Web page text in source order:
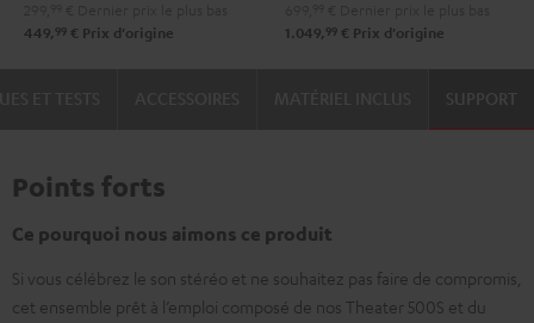
449, 99 € Prix d'origine 1.049, 99 € Prix d'origine
SUPPORT
Points forts
Ce pourquoi nous aimons ce produit
Si vous célébrez le son stéréo et ne souhaitez pas faire de compromis,
cet ensemble prêt à l’emploi composé de nos Theater 500S et du